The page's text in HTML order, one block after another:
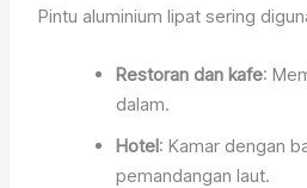
Pintu aluminium lipat sering
Restoran dan kafe:
dalam.
Hotel: Kamar dengan
pemandangan laut.